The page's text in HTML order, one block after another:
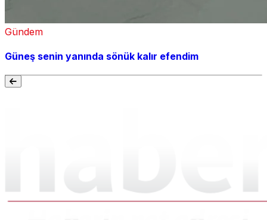
Gündem
Güneş senin yanında sönük kalır efendim